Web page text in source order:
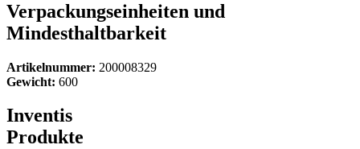
Verpackungseinheiten und
Mindesthaltbarkeit
Artikelnummer: 200008329
Gewicht: 600
Inventis
Produkte